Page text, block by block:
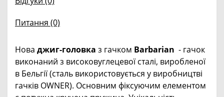
Питання (0)
Нова джиг-головка з гачком Barbarian - гачок
виконаний з високовуглецевої сталі, виробленої
в Бельгії (сталь використовується у виробництві
гачків OWNER). Основним фіксуючим елементом